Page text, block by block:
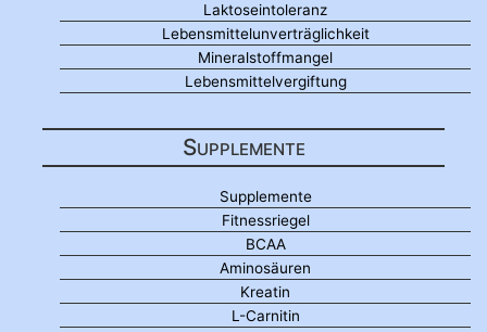
Laktoseintoleranz
Lebensmittelunverträglichkeit
Mineralstoffmangel
Lebensmittelvergiftung
Supplemente
Supplemente
Fitnessriegel
BCAA
Aminosäuren
Kreatin
L-Carnitin